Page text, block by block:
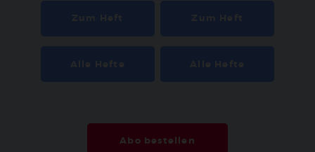
Abo bestellen